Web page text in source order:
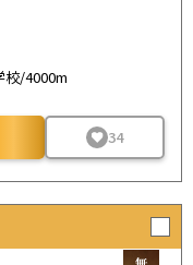
校/4000m
34